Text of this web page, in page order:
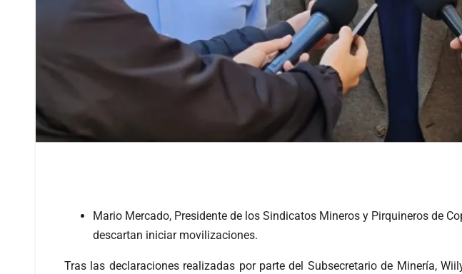
Mario Mercado, Presidente de los Sindicatos Mineros y Pirquineros de
descartan iniciar movilizaciones.
Tras las declaraciones realizadas por parte del Subsecretario de Minería,